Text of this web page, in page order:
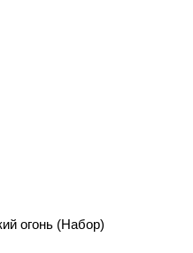
огонь (Набор)